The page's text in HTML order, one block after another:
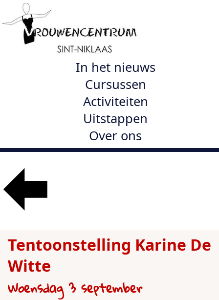
In het nieuws
Cursussen
Activiteiten
Uitstappen
Over ons
Tentoonstelling Karine De
Witte
Woensdag 3 september